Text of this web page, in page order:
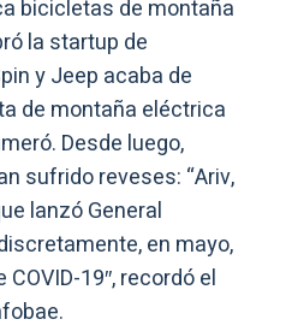
bicicletas de montaña
la startup de
y Jeep acaba de
de montaña eléctrica
Desde luego,
sufrido reveses: “Ariv,
lanzó General
en mayo,
19″, recordó el